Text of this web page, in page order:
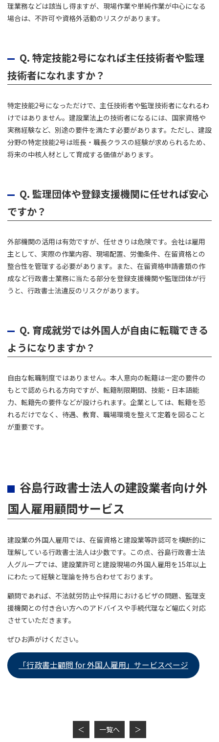
理業務などは該当し得ますが、現場作業や単純作業が中心になる
場合は、不許可や資格外活動のリスクがあります。
Q. 特定技能2号になれば主任技術者や監理
技術者になれますか？
特定技能2号になっただけで、主任技術者や監理技術者になれるわ
けではありません。建設業法上の技術者になるには、国家資格や
実務経験など、別途の要件を満たす必要があります。ただし、建設
分野の特定技能2号は班長・職長クラスの経験が求められるため、
将来の中核人材として育成する価値があります。
Q. 監理団体や登録支援機関に任せれば安心
ですか？
外部機関の活用は有効ですが、任せきりは危険です。会社は雇用
主として、実際の作業内容、現場配置、労働条件、在留資格との
整合性を管理する必要があります。また、在留資格申請書類の作
成など行政書士業務に当たる部分を登録支援機関や監理団体が行
うと、行政書士法違反のリスクがあります。
Q. 育成就労では外国人が自由に転職できる
ようになりますか？
自由な転職制度ではありません。本人意向の転籍は一定の要件の
もとで認められる方向ですが、転籍制限期間、技能・日本語能
力、転籍先の要件などが設けられます。企業としては、転籍を恐
れるだけでなく、待遇、教育、職場環境を整えて定着を図ること
が重要です。
谷島行政書士法人の建設業者向け外
国人雇用顧問サービス
建設業の外国人雇用では、在留資格と建設業等許認可を横断的に
理解している行政書士法人は少数です。この点、谷島行政書士法
人グループでは、建設業許可と建設現場の外国人雇用を15年以上
にわたって経験と理論を持ち合わせております。
顧問であれば、不法就労防止や採用におけるビザの問題、監理支
援機関との付き合い方へのアドバイスや手続代理など幅広く対応
させていただきます。
ぜひお声がけください。
「行政書士顧問 for 外国人雇用」サービスページ
＜ 一覧へ ＞